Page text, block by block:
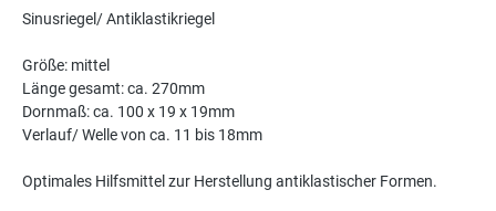
Sinusriegel/ Antiklastikriegel
Größe: mittel
Länge gesamt: ca. 270mm
Dornmaß: ca. 100 x 19 x 19mm
Verlauf/ Welle von ca. 11 bis 18mm
Optimales Hilfsmittel zur Herstellung antiklastischer Formen.